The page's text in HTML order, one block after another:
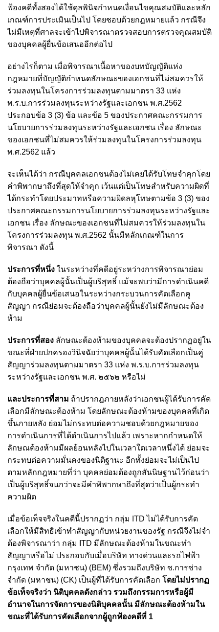
ฟ้องคดีทั้งสองได้ใช้ดุลพินิจกำหนดเงื่อนไขคุณสมบัติและหลัก
เกณฑ์การประเมินเป็นไป โดยชอบด้วยกฎหมายแล้ว กรณีจึง
ไม่มีเหตุที่ศาลจะเข้าไปพิจารณาตรวจสอบการตรวจคุณสมบัติ
ของบุคคลผู้ยื่นข้อเสนออีกต่อไป
อย่างไรก็ตาม เมื่อพิจารณาเนื้อหาของบทบัญญัติแห่ง
กฎหมายที่บัญญัติกำหนดลักษณะของเอกชนที่ไม่สมควรให้
ร่วมลงทุนในโครงการร่วมลงทุนตามมาตรา 33 แห่ง
พ.ร.บ.การร่วมลงทุนระหว่างรัฐและเอกชน พ.ศ.2562
ประกอบข้อ 3 (3) ข้อ และข้อ 5 ของประกาศคณะกรรมการ
นโยบายการร่วมลงทุนระหว่างรัฐและเอกชน เรื่อง ลักษณะ
ของเอกชนที่ไม่สมควรให้ร่วมลงทุนในโครงการร่วมลงทุน
พ.ศ.2562 แล้ว
จะเห็นได้ว่า กรณีบุคคลเอกชนต้องไม่เคยได้รับโทษจำคุกโดย
คำพิพากษาถึงที่สุดให้จำคุก เว้นแต่เป็นโทษสำหรับความผิดที่
ได้กระทำโดยประมาทหรือความผิดลหุโทษตามข้อ 3 (3) ของ
ประกาศคณะกรรมการนโยบายการร่วมลงทุนระหว่างรัฐและ
เอกชน เรื่อง ลักษณะของเอกชนที่ไม่สมควรให้ร่วมลงทุนใน
โครงการร่วมลงทุน พ.ศ.2562 นั้นมีหลักเกณฑ์ในการ
พิจารณา ดังนี้
ประการที่หนึ่ง ในระหว่างที่คดีอยู่ระหว่างการพิจารณาย่อม
ต้องถือว่าบุคคลผู้นั้นเป็นผู้บริสุทธิ์ แม้จะพบว่ามีการดำเนินคดี
กับบุคคลผู้ยื่นข้อเสนอในระหว่างกระบวนการคัดเลือกคู
สัญญา กรณีย่อมจะต้องถือว่าบุคคลผู้นั้นยังไม่มีลักษณะต้อง
ห้าม
ประการที่สอง ลักษณะต้องห้ามของบุคคลจะต้องปรากฏอยู่ใน
ขณะที่ฝ่ายปกครองวินิจฉัยว่าบุคคลผู้นั้นได้รับคัดเลือกเป็นคู่
สัญญาร่วมลงทุนตามมาตรา 33 แห่ง พ.ร.บ.การร่วมลงทุน
ระหว่างรัฐและเอกชน พ.ศ. ๒๕๖๒ หรือไม่
และประการที่สาม ถ้าปรากฎภายหลังว่าเอกชนผู้ได้รับการคัด
เลือกมีลักษณะต้องห้าม โดยลักษณะต้องห้ามของบุคคลที่เกิด
ขึ้นภายหลัง ย่อมไม่กระทบต่อความชอบด้วยกฎหมายของ
การดำเนินการที่ได้ดำเนินการไปแล้ว เพราะหากกำหนดให้
ลักษณต้องห้ามมีผลย้อนหลังไปในเวลาใดเวลาหนึ่งได้ ย่อมจะ
กระทบต่อความมั่นคงของนิติฐานะ อีกทั้งย่อมจะไม่เป็นไป
ตามหลักกฎหมายที่ว่า บุคคลย่อมต้องถูกสันนิษฐานไว้ก่อนว่า
เป็นผู้บริสุทธิ์จนกว่าจะมีคำพิพากษาถึงที่สุดว่าเป็นผู้กระทำ
ความผิด
เมื่อข้อเท็จจริงในคดีนี้ปรากฏว่า กลุ่ม ITD ไม่ได้รับการคัด
เลือกให้มีสิทธิเข้าทำสัญญากับหน่วยงานของรัฐ กรณีจึงไม่จำ
ต้องพิจารณาว่า กลุ่ม ITD มีลักษณะต้องห้ามในขณะทำ
สัญญาหรือไม่ ประกอบกับเมื่อบริษัท ทางด่วนและรถไฟฟ้า
กรุงเทพ จำกัด (มหาชน) (BEM) ซึ่งรวมถึงบริษัท ช.การช่าง
จำกัด (มหาชน) (CK) เป็นผู้ที่ได้รับการคัดเลือก โดยไม่ปรากฏ
ข้อเท็จจริงว่า นิติบุคคลดังกล่าว รวมถึงกรรมการหรือผู้มี
อำนาจในการจัดการของนิติบุคคลนั้น มีลักษณะต้องห้ามใน
ขณะที่ได้รับการคัดเลือกจากผู้ถูกฟ้องคดีที่ 1